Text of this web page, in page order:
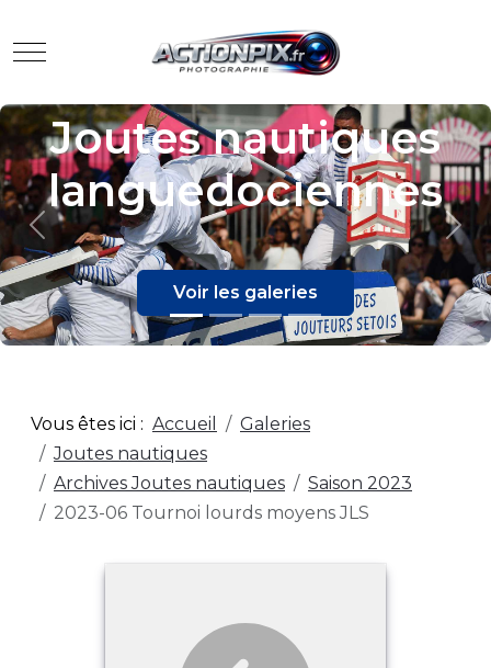
Mobile Menu Toggle
Evènements
Voir les galeries
Previous
Vous êtes ici : Accueil
Galeries
Joutes nautiques
Archives Joutes nautiques
Saison 2023
2023-06 Tournoi lourds moyens JLS